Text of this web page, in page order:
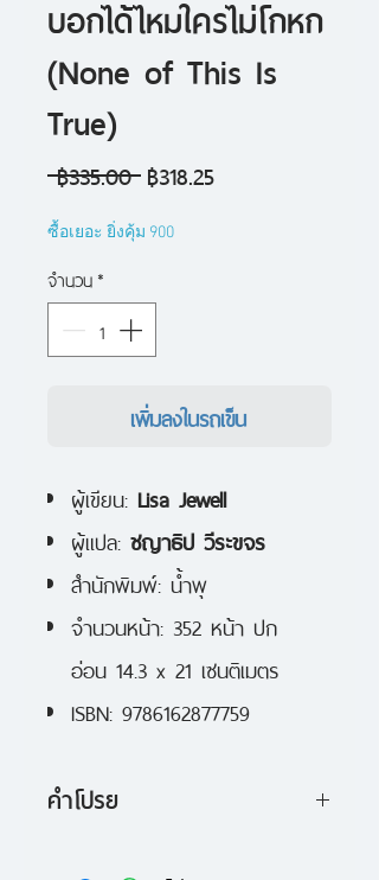
บอกได้ไหมใครไม่โกหก
(None of This Is
True)
฿335.00 ราคา
฿318.25ราคา
ซื้อเยอะ ยิ่งคุ้ม 900
จำนวน*
เพิ่มลงในรถเข็น
ผู้เขียน: Lisa Jewell
ผู้แปล: ชญาธิป วีระขจร
สำนักพิมพ์: น้ำพุ
จำนวนหน้า: 352 หน้า ปก
อ่อน 14.3 x 21 เซนติเมตร
ISBN: 9786162877759
คำโปรย